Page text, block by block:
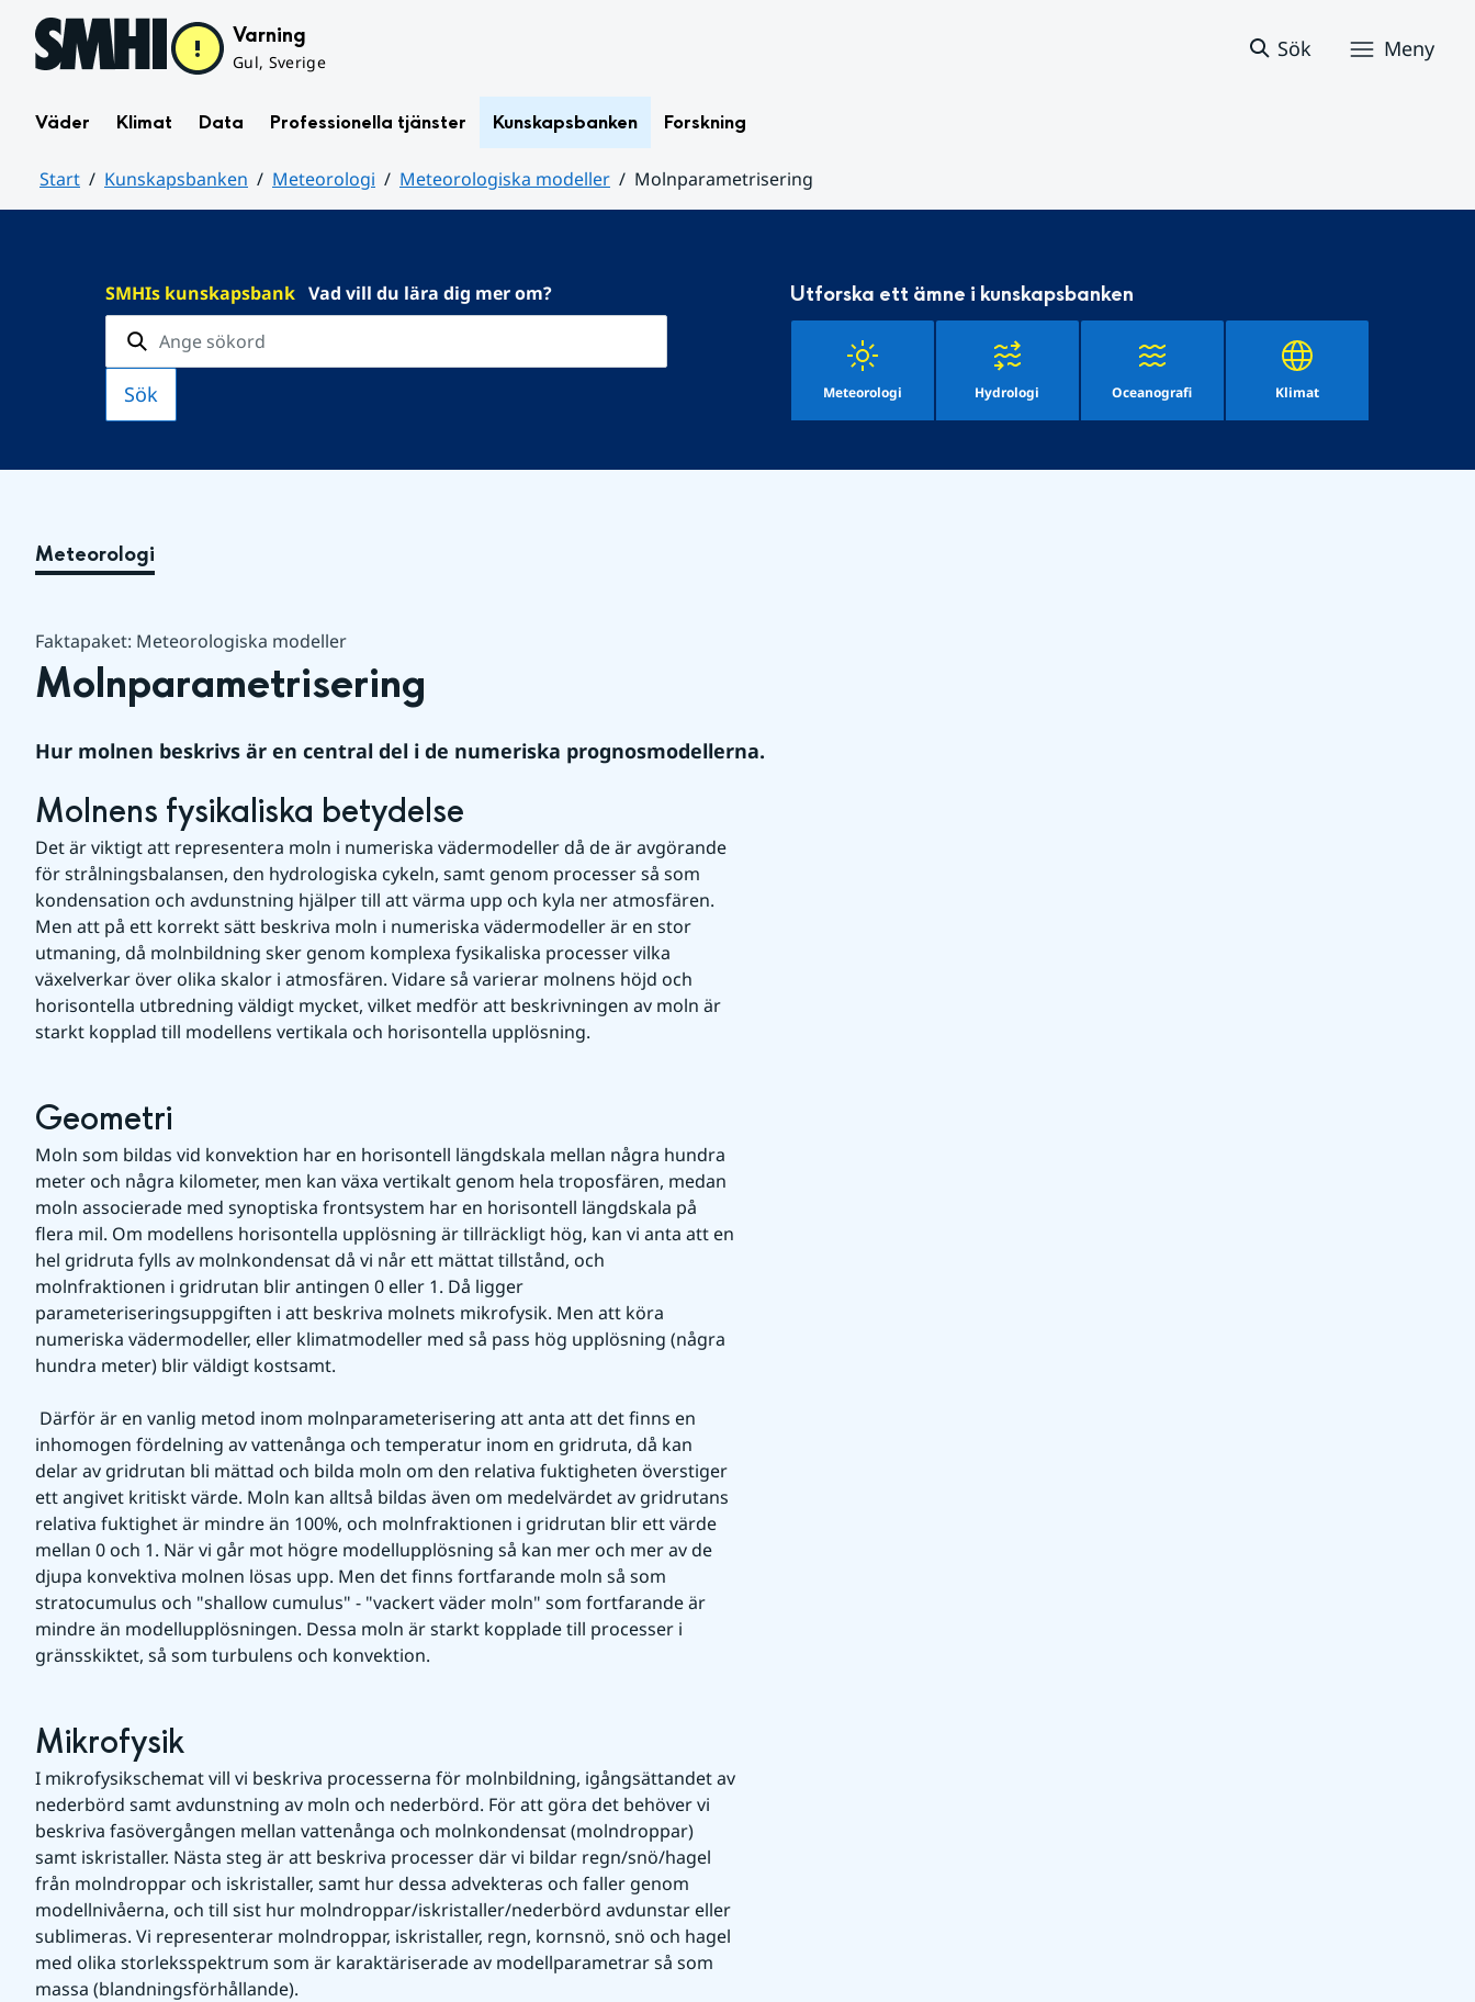
Hoppa till sidans innehåll Varning
Gul, Sverige
Sök Meny
Väder Klimat Data Professionella tjänster Kunskapsbanken Forskning
Start Kunskapsbanken Meteorologi Meteorologiska modeller
Molnparametrisering
SMHIs kunskapsbank Vad vill du lära dig mer om? Utforska ett ämne i kunskapsbanken
Meteorologi Hydrologi Oceanografi Klimat
Meteorologi
Faktapaket: Meteorologiska modeller
Molnparametrisering
Hur molnen beskrivs är en central del i de numeriska prognosmodellerna.
Molnens fysikaliska betydelse
Det är viktigt att representera moln i numeriska vädermodeller då de är avgörande
för strålningsbalansen, den hydrologiska cykeln, samt genom processer så som
kondensation och avdunstning hjälper till att värma upp och kyla ner atmosfären.
Men att på ett korrekt sätt beskriva moln i numeriska vädermodeller är en stor
utmaning, då molnbildning sker genom komplexa fysikaliska processer vilka
växelverkar över olika skalor i atmosfären. Vidare så varierar molnens höjd och
horisontella utbredning väldigt mycket, vilket medför att beskrivningen av moln är
starkt kopplad till modellens vertikala och horisontella upplösning.
Geometri
Moln som bildas vid konvektion har en horisontell längdskala mellan några hundra
meter och några kilometer, men kan växa vertikalt genom hela troposfären, medan
moln associerade med synoptiska frontsystem har en horisontell längdskala på
flera mil. Om modellens horisontella upplösning är tillräckligt hög, kan vi anta att en
hel gridruta fylls av molnkondensat då vi når ett mättat tillstånd, och
molnfraktionen i gridrutan blir antingen 0 eller 1. Då ligger
parameteriseringsuppgiften i att beskriva molnets mikrofysik. Men att köra
numeriska vädermodeller, eller klimatmodeller med så pass hög upplösning (några
hundra meter) blir väldigt kostsamt.
inhomogen fördelning av vattenånga och temperatur inom en gridruta, då kan
delar av gridrutan bli mättad och bilda moln om den relativa fuktigheten överstiger
ett angivet kritiskt värde. Moln kan alltså bildas även om medelvärdet av gridrutans
relativa fuktighet är mindre än 100%, och molnfraktionen i gridrutan blir ett värde
mellan 0 och 1. När vi går mot högre modellupplösning så kan mer och mer av de
djupa konvektiva molnen lösas upp. Men det finns fortfarande moln så som
stratocumulus och "shallow cumulus" - "vackert väder moln" som fortfarande är
mindre än modellupplösningen. Dessa moln är starkt kopplade till processer i
gränsskiktet, så som turbulens och konvektion.
Mikrofysik
I mikrofysikschemat vill vi beskriva processerna för molnbildning, igångsättandet av
nederbörd samt avdunstning av moln och nederbörd. För att göra det behöver vi
beskriva fasövergången mellan vattenånga och molnkondensat (molndroppar)
samt iskristaller. Nästa steg är att beskriva processer där vi bildar regn/snö/hagel
från molndroppar och iskristaller, samt hur dessa advekteras och faller genom
modellnivåerna, och till sist hur molndroppar/iskristaller/nederbörd avdunstar eller
sublimeras. Vi representerar molndroppar, iskristaller, regn, kornsnö, snö och hagel
med olika storleksspektrum som är karaktäriserade av modellparametrar så som
massa (blandningsförhållande).